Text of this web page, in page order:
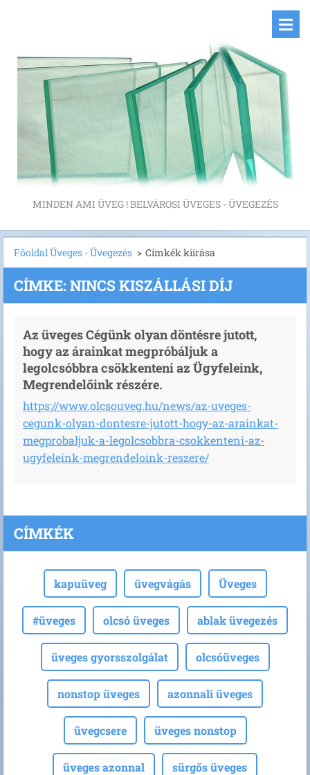
MINDEN AMI ÜVEG ! BELVÁROSI ÜVEGES - ÜVEGEZÉS
Főoldal Üveges - Üvegezés > Címkék kiírása
CÍMKE: NINCS KISZÁLLÁSI DÍJ
Az üveges Cégünk olyan döntésre jutott,
hogy az árainkat megpróbáljuk a
legolcsóbbra csökkenteni az Ügyfeleink,
Megrendelőink részére.
https://www.olcsouveg.hu/news/az-uveges-
cegunk-olyan-dontesre-jutott-hogy-az-arainkat-
megprobaljuk-a-legolcsobbra-csokkenteni-az-
ugyfeleink-megrendeloink-reszere/
CÍMKÉK
kapuüveg üvegvágás Üveges
#üveges olcsó üveges ablak üvegezés
üveges gyorsszolgálat olcsóüveges
nonstop üveges azonnali üveges
üvegcsere üveges nonstop
üveges azonnal sürgős üveges